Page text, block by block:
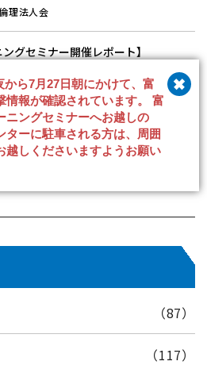
から7月27日朝にかけて、富
情報が確認されています。 富
ニングセミナーへお越しの
ターに駐車される方は、周囲
越しくださいますようお願い
理法人会
ングセミナー開催レポート】
法人会
認め許す勇気】
（87）
（117）